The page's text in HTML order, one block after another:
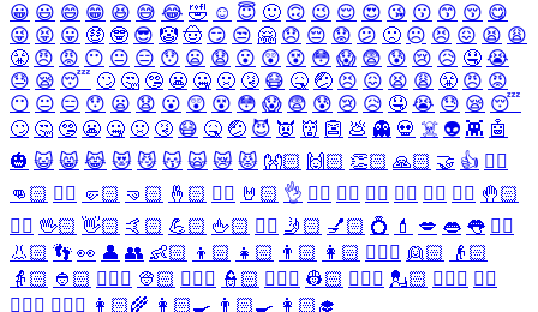
😀 😃 😄 😁 😆 😅 😂 🤣 ☺️ 😇 🙂 🙃 😉 😌 😍 😘 😗 😙 😚 😋
😜 😝 😛 🤑 🤓 😎 🤡 🤠 😏 😒 🤗 😞 😔 😟 😕 🙁 ☹️ 😣 😖 😫 😩
😤 😠 😡 😶 😐 😑 😯 😦 😧 😮 😲 😵 😳 😱 😨 😰 😢 😥 🤤 😭
😓 😪 😴 🙄 🤔 🤥 😬 🤐 🤢 🤧 😷 🤒 🤕 😣 😖 😫 😩 😤 😠 😡
😶 😐 😑 😯 😦 😧 😮 😲 😵 😳 😱 😨 😰 😢 😥 🤤 😭 😓 😪 😴
🙄 🤔 🤥 😬 🤐 🤢 🤧 😷 🤒 🤕 😈 👿 👹 👺 💩 👻 💀 ☠️ 👽 👾 🤖
🎃 😺 😸 😹 😻 😼 😽 🙀 😿 😾 👐🏻 🙌🏻 👏🏻 🙏🏻 🤝 👍 👎🏻
👊🏻 ✊🏻 🤛🏻 🤜🏻 🤞🏻 ✌🏻 🤘🏻 👌 👈🏻 👉🏻 👆🏻 👇🏻 ☝🏻 ✋🏻 🤚🏻
🖐🏻 🖖🏻 👋🏻 🤙🏻 💪🏻 🖕🏻 ✍🏻 🤳🏻 💅🏻 💍 💄 💋 👄 👅 👂🏻
👃🏻 👣 👀 👤 👥 👶🏻 👦🏻 👧🏻 👨🏻 👩🏻 👱🏻‍♀️ 👱🏻
👴🏻
👵🏻 👲🏻 👳🏻‍♀️ 👳🏻 👮🏻‍♀️ 👮🏻 👷🏻‍♀️ 👷🏻 💂🏻‍♀️ 💂🏻 🕵🏻‍♀️ 🕵🏻
👩🏻‍⚕️ 👨🏻‍⚕️ 👩🏻‍🌾 👩🏻‍🍳 👨🏻‍🍳 👩🏻‍🎓